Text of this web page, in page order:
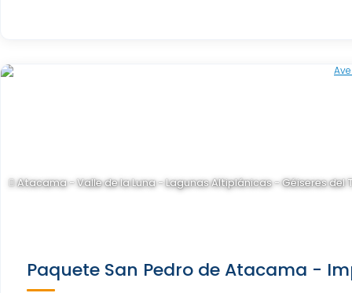
Atacama - Valle de la Luna - Lagunas Altiplánicas - Géiseres del
Paquete San Pedro de Atacama -